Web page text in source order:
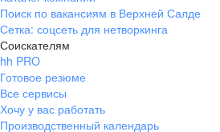
Поиск по вакансиям в Верхней Салде
Сетка: соцсеть для нетворкинга
Соискателям
hh PRO
Готовое резюме
Все сервисы
Хочу у вас работать
Производственный календарь